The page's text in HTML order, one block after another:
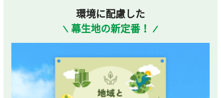
環境に配慮した
幕生地の新定番！